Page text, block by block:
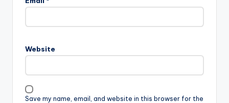
Website
Save my name, email, and website in this browser for the